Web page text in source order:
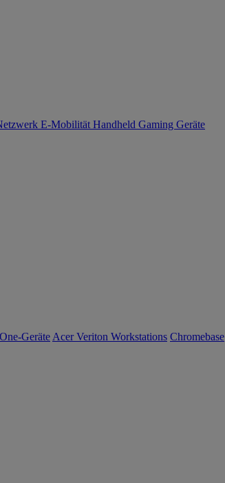
E-Mobilität Handheld Gaming Geräte
Geräte Acer Veriton Workstations Chromebase